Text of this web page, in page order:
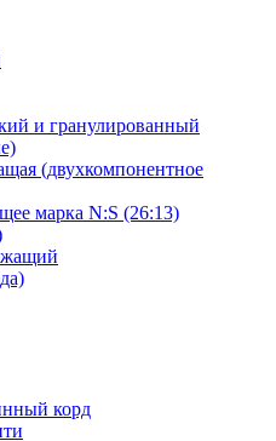
и гранулированный
(двухкомпонентное
марка N:S (26:13)
корд